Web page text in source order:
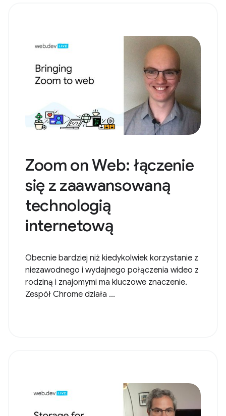
Zoom on Web: łączenie
się z zaawansowaną
technologią
internetową
Obecnie bardziej niż kiedykolwiek korzystanie z
niezawodnego i wydajnego połączenia wideo z
rodziną i znajomymi ma kluczowe znaczenie.
Zespół Chrome działa ...